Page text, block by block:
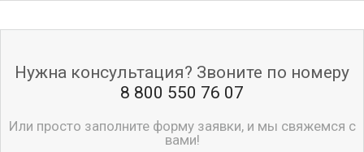
Нужна консультация? Звоните по номеру
8 800 550 76 07
Или просто заполните форму заявки, и мы свяжемся с
вами!